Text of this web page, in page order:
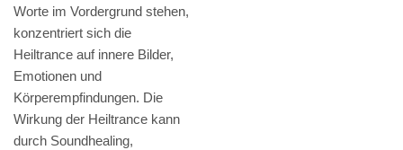
Worte im Vordergrund stehen,
konzentriert sich die
Heiltrance auf innere Bilder,
Emotionen und
Körperempfindungen. Die
Wirkung der Heiltrance kann
durch Soundhealing,